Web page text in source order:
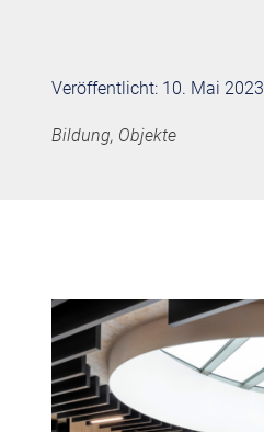
Veröffentlicht: 10. Mai 2023
Bildung, Objekte